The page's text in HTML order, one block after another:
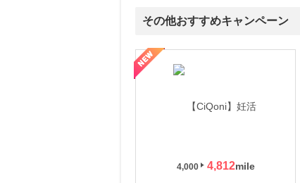
その他おすすめキャンペーン
4,000 4,812
【ロデオドライブ】創業70年の信頼と高価買取を実現！ブラン
【ファビウス公式EC】すべ